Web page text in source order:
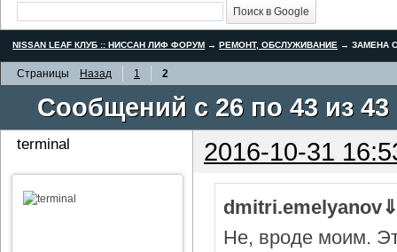
NISSAN LEAF КЛУБ :: НИССАН ЛИФ ФОРУМ → РЕМОНТ, ОБСЛУЖИВАНИЕ →ЗАМЕНА
Страницы Назад 1 2
Сообщений с 26 по 43 из 43
terminal 2016-10-31
Не, вроде моим.